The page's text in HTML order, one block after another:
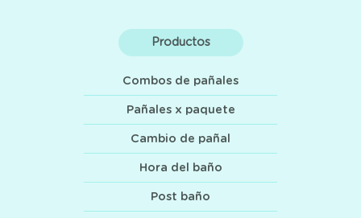
Productos
Combos de pañales
Pañales x paquete
Cambio de pañal
Hora del baño
Post baño